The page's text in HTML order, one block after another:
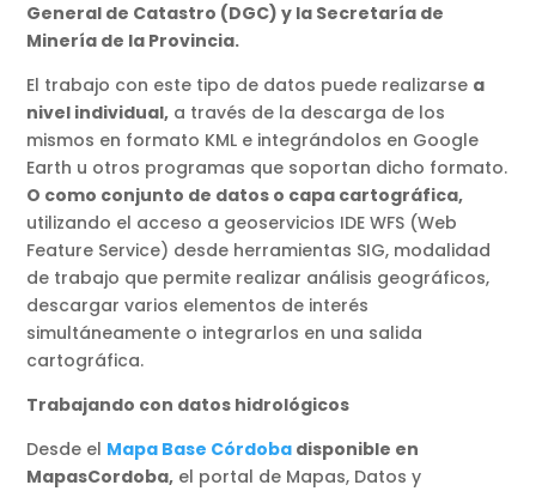
General de Catastro (DGC) y la Secretaría de
Minería de la Provincia.
El trabajo con este tipo de datos puede realizarse a
nivel individual, a través de la descarga de los
mismos en formato KML e integrándolos en Google
Earth u otros programas que soportan dicho formato.
O como conjunto de datos o capa cartográfica,
utilizando el acceso a geoservicios IDE WFS (Web
Feature Service) desde herramientas SIG, modalidad
de trabajo que permite realizar análisis geográficos,
descargar varios elementos de interés
simultáneamente o integrarlos en una salida
cartográfica.
Trabajando con datos hidrológicos
Desde el Mapa Base Córdoba disponible en
MapasCordoba, el portal de Mapas, Datos y